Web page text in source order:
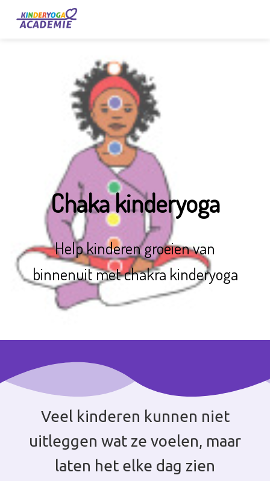
Chaka kinderyoga
Help kinderen groeien van
binnenuit met chakra kinderyoga
Veel kinderen kunnen niet
uitleggen wat ze voelen, maar
laten het elke dag zien